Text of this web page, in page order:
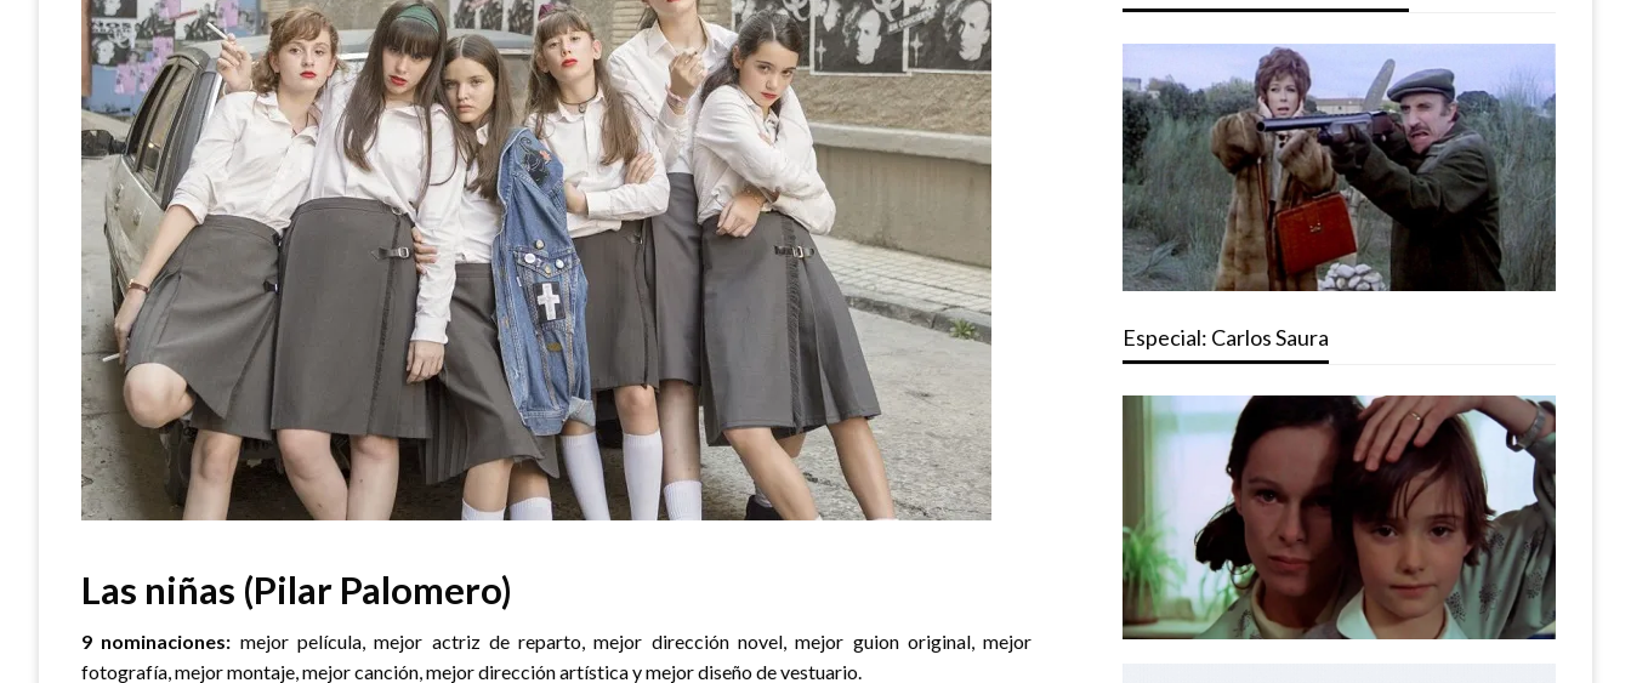
Las niñas (Pilar Palomero)
9 nominaciones: mejor película, mejor actriz de reparto, mejor dirección novel, mejor guion original, mejor
fotografía, mejor montaje, mejor canción, mejor dirección artística y mejor diseño de vestuario.
Especial: Carlos Saura